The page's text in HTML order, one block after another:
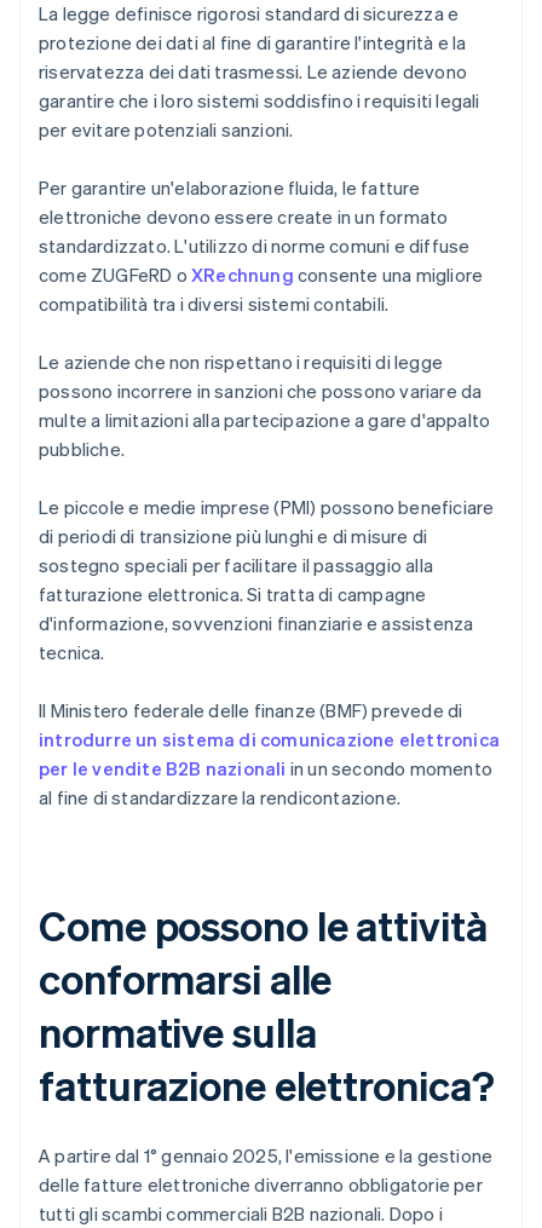
La legge definisce rigorosi standard di sicurezza e
protezione dei dati al fine di garantire l'integrità e la
riservatezza dei dati trasmessi. Le aziende devono
garantire che i loro sistemi soddisfino i requisiti legali
per evitare potenziali sanzioni.
Per garantire un'elaborazione fluida, le fatture
elettroniche devono essere create in un formato
standardizzato. L'utilizzo di norme comuni e diffuse
come ZUGFeRD o XRechnung consente una migliore
compatibilità tra i diversi sistemi contabili.
Le aziende che non rispettano i requisiti di legge
possono incorrere in sanzioni che possono variare da
multe a limitazioni alla partecipazione a gare d'appalto
pubbliche.
Le piccole e medie imprese (PMI) possono beneficiare
di periodi di transizione più lunghi e di misure di
sostegno speciali per facilitare il passaggio alla
fatturazione elettronica. Si tratta di campagne
d'informazione, sovvenzioni finanziarie e assistenza
tecnica.
Il Ministero federale delle finanze (BMF) prevede di
introdurre un sistema di comunicazione elettronica
per le vendite B2B nazionali in un secondo momento
al fine di standardizzare la rendicontazione.
Come possono le attività
conformarsi alle
normative sulla
fatturazione elettronica?
A partire dal 1° gennaio 2025, l'emissione e la gestione
delle fatture elettroniche diverranno obbligatorie per
tutti gli scambi commerciali B2B nazionali. Dopo i